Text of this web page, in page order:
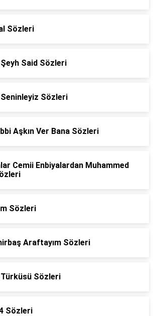
Sözleri
Said Sözleri
Sözleri
Aşkın Ver Bana Sözleri
Cemii Enbiyalardan Muhammed
Sözleri
Araftayım Sözleri
Sözleri
Sözleri